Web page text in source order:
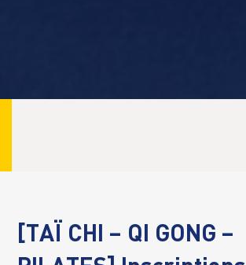
[TAÏ CHI – QI GONG –